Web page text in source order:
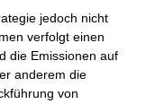
jedoch nicht
verfolgt einen
die Emissionen auf
anderem die
von